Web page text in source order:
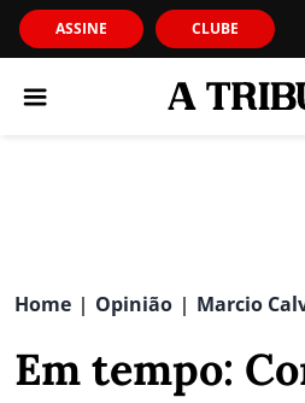
ASSINE CLUBE
Home | Opinião | Marcio
Em tempo: